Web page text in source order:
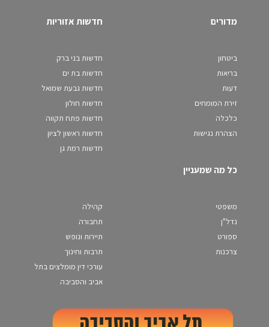
מדורים
ביטחון
בריאות
דעות
זירת המומחים
כלכלה
הצהרת נגישות
חדשות אזוריות
חדשות בני ברק
חדשות בת ים
חדשות גבעת שמואל
חדשות חולון
חדשות פתח תקווה
חדשות ראשון לציון
חדשות רמת גן
כל מה שמעניין
משפטי
נדל"ן
ספורט
צרכנות
קהילה
תחבורה
תיירות ונופש
תרבות וחינוך
עורכי דין מומלצים בתל
אביב והסביבה